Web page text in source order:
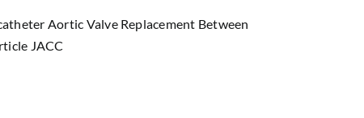
Aortic Valve Replacement Between
JACC